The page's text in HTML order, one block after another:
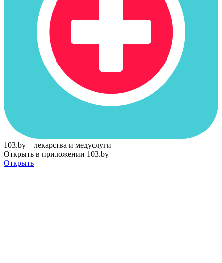
103.by – лекарства и медуслуги
Открыть в приложении 103.by
Открыть